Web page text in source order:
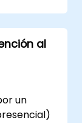
del
utilizar
de
al
un